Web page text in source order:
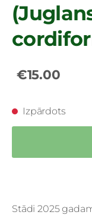
€15.00
Izpārdots
Stādi 2025